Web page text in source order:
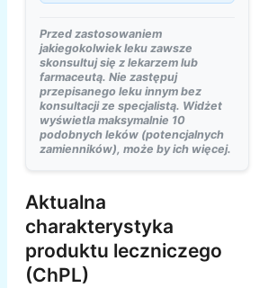
Przed zastosowaniem
jakiegokolwiek leku zawsze
skonsultuj się z lekarzem lub
farmaceutą. Nie zastępuj
przepisanego leku innym bez
konsultacji ze specjalistą. Widżet
wyświetla maksymalnie 10
podobnych leków (potencjalnych
zamienników), może by ich więcej.
Aktualna
charakterystyka
produktu leczniczego
(ChPL)